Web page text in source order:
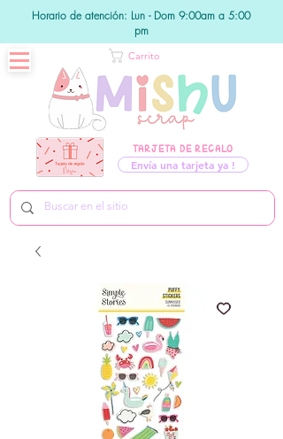
Horario de atención: Lun - Dom 9:00am a 5:00
pm
TARJETA DE REGALO
Envía una tarjeta ya !
Carrito